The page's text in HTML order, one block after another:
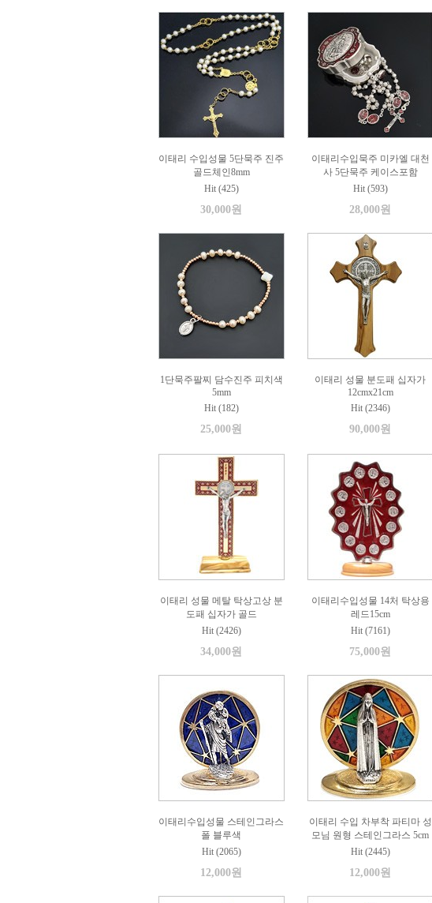
이태리 수입성물 5단묵주 진주
골드체인8mm
Hit (425)
30,000원
이태리수입묵주 미카엘 대천
사 5단묵주 케이스포함
Hit (593)
28,000원
1단묵주팔찌 담수진주 피치색
5mm
Hit (182)
25,000원
이태리 성물 분도패 십자가
12cmx21cm
Hit (2346)
90,000원
이태리 성물 메탈 탁상고상 분
도패 십자가 골드
Hit (2426)
34,000원
이태리수입성물 14처 탁상용
레드15cm
Hit (7161)
75,000원
이태리수입성물 스테인그라스
폴 블루색
Hit (2065)
12,000원
이태리 수입 차부착 파티마 성
모님 원형 스테인그라스 5cm
Hit (2445)
12,000원